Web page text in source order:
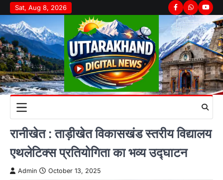
Skip
to
content
Sat, Aug 8, 2026 Facebook
Whatsapp
रानीखेत : ताड़ीखेत विकासखंड स्तरीय विद्यालय
एथलेटिक्स प्रतियोगिता का भव्य उद्घाटन
Admin October 13, 2025